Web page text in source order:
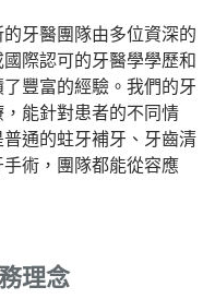
牙醫團隊由多位資深的
際認可的牙醫學學歷和
豐富的經驗。我們的牙
能針對患者的不同情
通的蛀牙補牙、牙齒清
術，團隊都能從容應
理念